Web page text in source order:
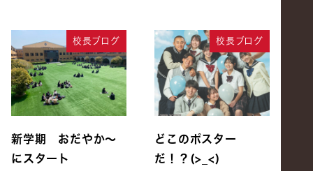
校長ブログ
新学期 おだやか～
にスタート
校長ブログ
どこのポスター
だ！？(>_<)